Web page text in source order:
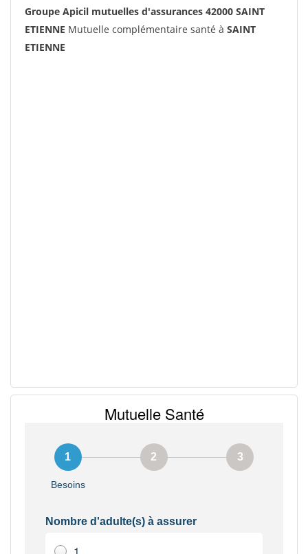
Groupe Apicil mutuelles d'assurances 42000 SAINT
ETIENNE Mutuelle complémentaire santé à SAINT
ETIENNE